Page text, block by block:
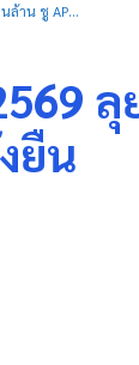
ล้าน ชู AP...
ยืน